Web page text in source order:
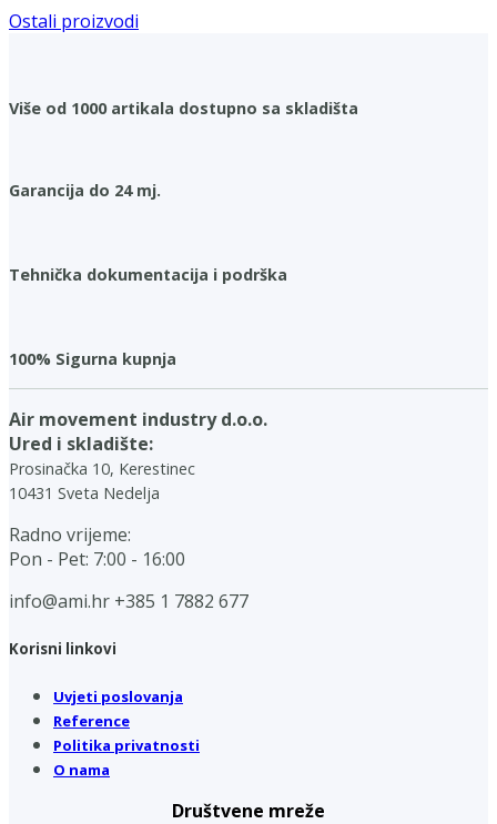
Ostali proizvodi
Više od 1000 artikala dostupno sa skladišta
Garancija do 24 mj.
Tehnička dokumentacija i podrška
100% Sigurna kupnja
Air movement industry d.o.o.
Ured i skladište:
Prosinačka 10, Kerestinec
10431 Sveta Nedelja
Radno vrijeme:
Pon - Pet: 7:00 - 16:00
info@ami.hr +385 1 7882 677
Korisni linkovi
Uvjeti poslovanja
Reference
Politika privatnosti
O nama
Društvene mreže